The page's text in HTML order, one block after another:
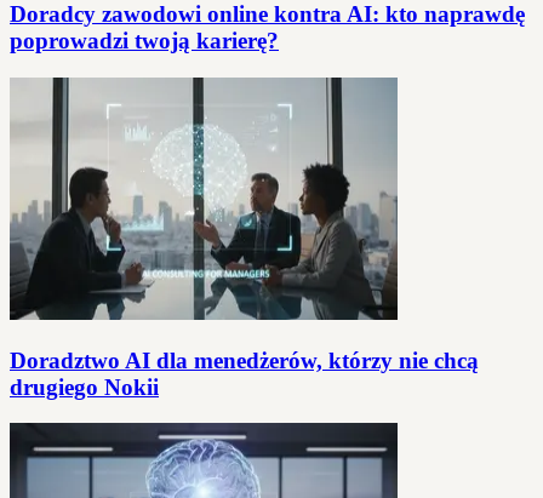
Doradcy zawodowi online kontra AI: kto naprawdę
poprowadzi twoją karierę?
Doradztwo AI dla menedżerów, którzy nie chcą
drugiego Nokii